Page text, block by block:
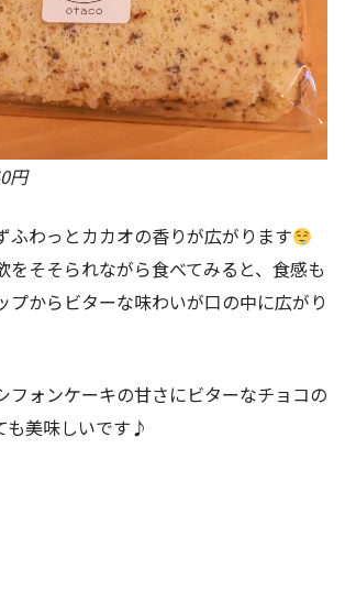
円
ふわっとカカオの香りが広がります
をそそられながら食べてみると、食感も
プからビターな味わいが口の中に広がり
フォンケーキの甘さにビターなチョコの
も美味しいです♪